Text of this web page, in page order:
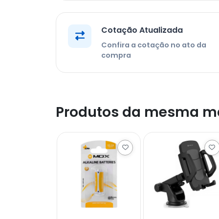
Cotação Atualizada
Confira a cotação no ato da
compra
Produtos da mesma